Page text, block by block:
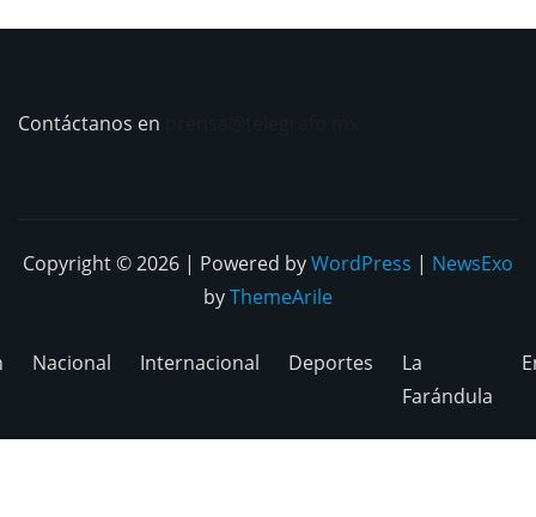
Contáctanos en
Copyright © 2026 | Powered byWordPress | NewsExo
byThemeArile
Nacional Internacional Deportes
La
Farándula